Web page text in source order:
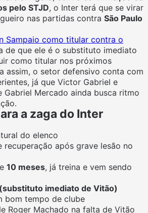
pelo STJD, o Inter terá que se virar
nas partidas contra São Paulo
Sampaio como titular contra o
de que ele é o substituto imediato
como titular nos próximos
assim, o setor defensivo conta com
já que Victor Gabriel e
Gabriel Mercado ainda busca ritmo
a zaga do Inter
do elenco
recuperação após grave lesão no
10 meses, já treina e vem sendo
imediato de Vitão)
bom tempo de clube
Roger Machado na falta de Vitão